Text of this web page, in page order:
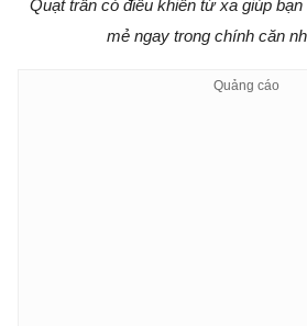
Quạt trần có điều khiển từ xa giúp
mẻ ngay trong chính căn